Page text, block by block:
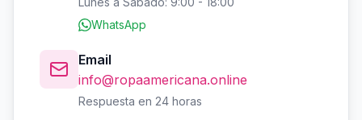
WhatsApp
Email
info@ropaamericana.online
Respuesta en 24 horas